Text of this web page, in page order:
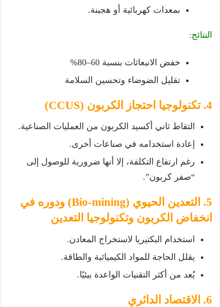
بمعدات كهربائية أو هجينة.
النتائج:
خفض الانبعاثات بنسبة 60–80%
تقليل الضوضاء وتحسين السلامة
4. تكنولوجيا احتجاز الكربون (CCUS)
التقاط ثاني أكسيد الكربون من العمليات الصناعية.
إعادة استخدامه في صناعات أخرى.
رغم ارتفاع التكلفة، إلا أنها ضرورية للوصول إلى
“صفر كربون”.
5. التعدين الحيوي (Bio-mining) ودوره في
انخفاض الكربون وتكنولوجيا التعدين
استخدام البكتيريا لاستخراج المعادن.
يقلل الحاجة للمواد الكيميائية والطاقة.
يُعد من أكثر التقنيات الواعدة بيئيًا.
6. الاقتصاد الدائري